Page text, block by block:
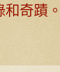
奇蹟。